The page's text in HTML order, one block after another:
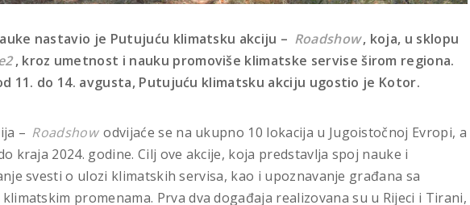
nastavio je Putujuću klimatsku akciju – Roadshow, koja, u sklopu
, kroz umetnost i nauku promoviše klimatske servise širom regiona.
11. do 14. avgusta, Putujuću klimatsku akciju ugostio je Kotor.
– Roadshow odvijaće se na ukupno 10 lokacija u Jugoistočnoj Evropi, a
kraja 2024. godine. Cilj ove akcije, koja predstavlja spoj nauke i
svesti o ulozi klimatskih servisa, kao i upoznavanje građana sa
promenama. Prva dva događaja realizovana su u Rijeci i Tirani,